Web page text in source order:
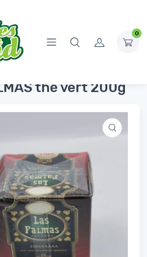
0
Sucrée
200g
thé vert 200g